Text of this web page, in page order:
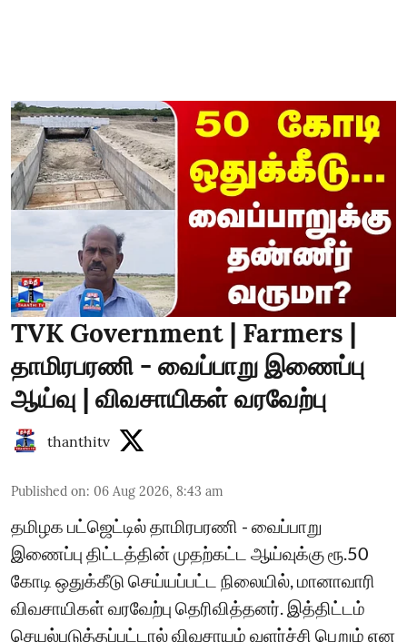
TVK Government | Farmers |
தாமிரபரணி - வைப்பாறு இணைப்பு
ஆய்வு | விவசாயிகள் வரவேற்பு
thanthitv
Published on: 06 Aug 2026, 8:43 am
தமிழக பட்ஜெட்டில் தாமிரபரணி - வைப்பாறு
இணைப்பு திட்டத்தின் முதற்கட்ட ஆய்வுக்கு ரூ.50
கோடி ஒதுக்கீடு செய்யப்பட்ட நிலையில், மானாவாரி
விவசாயிகள் வரவேற்பு தெரிவித்தனர். இத்திட்டம்
செயல்படுத்தப்பட்டால் விவசாயம் வளர்ச்சி பெறும் என